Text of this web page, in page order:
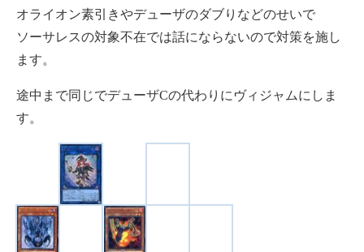
オライオン素引きやデューザのダブりなどのせいで
ソーサレスの対象不在では話にならないので対策を施し
ます。
途中まで同じでデューザCの代わりにヴィジャムにしま
す。